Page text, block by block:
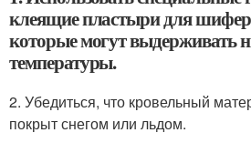
клеящие пластыри для
которые могут выдерживать
температуры.
2. Убедиться, что кровельный
покрыт снегом или льдом.